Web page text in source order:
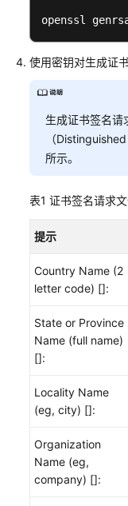
安
证
接
口
明
MQTT
使
发
放
示
openssl
使用密钥对生成证
生成证书签名请
（
所示。
表1 证书签名请求
提示
Country Name (2
letter code) []:
State or Province
Name (full name)
[]:
Locality Name
(eg, city) []:
Organization
Name (eg,
company) []: